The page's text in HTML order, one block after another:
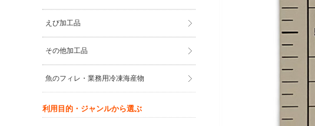
えび加工品
その他加工品
魚のフィレ・業務用冷凍海産物
利用目的・ジャンルから選ぶ